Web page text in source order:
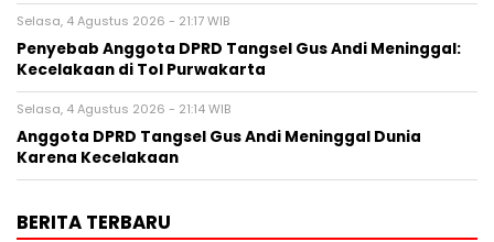
Selasa, 4 Agustus 2026 - 21:17 WIB
Penyebab Anggota DPRD Tangsel Gus Andi Meninggal:
Kecelakaan di Tol Purwakarta
Selasa, 4 Agustus 2026 - 21:14 WIB
Anggota DPRD Tangsel Gus Andi Meninggal Dunia
Karena Kecelakaan
BERITA TERBARU